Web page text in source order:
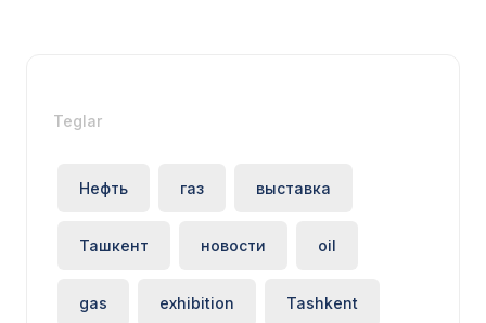
Teglar
Нефть газ выставка
Ташкент новости oil
gas exhibition Tashkent